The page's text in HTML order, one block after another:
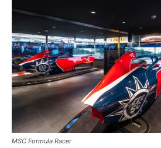
MSC Formula Racer